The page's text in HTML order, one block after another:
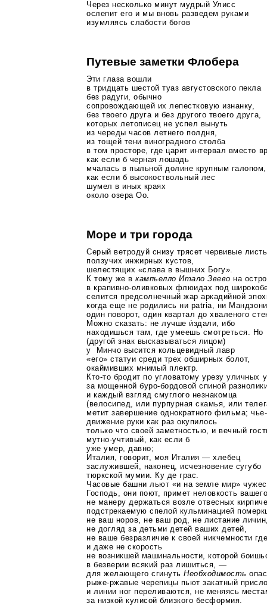
Через несколько минут мудрый Улисс
ослепит его и мы вновь разведем руками
изумляясь слабости богов
Путевые заметки Флобера
Эти глаза вошли
в тридцать шестой туаз августовского пекла
без радуги, обычно
сопровождающей их лепестковую изнанку,
без твоего друга и без другого твоего друга,
которых летописец не успел вынуть
из череды часов летнего полдня,
из тощей тени виноградного столба
в том просторе, где царит интервал вместо
как если б черная лошадь
мчалась в пыльной долине крупным галопом,
как если б высокоствольный лес
шумел в иных краях
около озера Оо.
Море и три города
Серый ветродуй снизу трясет червивые
ползучих инжирных кустов,
шелестящих «слава в вышних Богу».
К тому же вкампьелло Итало Звево на
вкрапивно-оливковых флюидах под
селится предсолнечный жар аркадийной
когда еще не родились ни patria, ни
один поворот, один квартал до хваленого
Можно сказать: не лучше и́здали, ибо
находишься там, где умеешь смотреться. Но
(другой знак высказываться лицом)
у Минчо высится кольцевидный лавр
«его» статуи среди трех обширных болот,
окаймивших мнимый плектр.
Кто-то бродит по угловатому урезу уличных
за мощеннойбуро-бордовой спиной
и каждый взгляд смуглого незнакомца
(велосипед, или пурпурная скамья, или
метит завершение однократного фильма;
движение руки как раз окупилось
только что своей заметностью, и вечный
мутно-учтивый, как если б
уже умер, давно;
Италия, говорит, моя Италия — хлебец
заслужившей, наконец, исчезновение сугубо
тюркской мумии. Ку де грас.
Часовые башни льют «и на земле мир»
Господь, они поют, примет неловкость
не манеру держаться возле отвесных
подстрекаемую спелой кульминацией
не ваш норов, не ваш род, не листание
не догляд за детьми детей ваших детей,
не ваше безразличие к своей никчемности
и даже не скорость
не возникшей машинальности, которой
в безверии всякий раз лишиться, —
для желающего сгинутьНеобходимость
рыже-ржавые черепицы пьют закатный
и линии ног переливаются, не меняясь
за низкой кулисой близкого бесформия.